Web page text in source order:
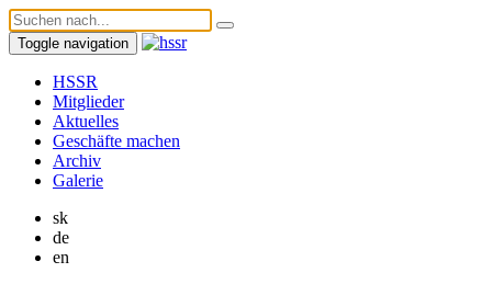
Toggle navigation
HSSR
Mitglieder
Aktuelles
Geschäfte machen
Archiv
Galerie
sk
de
en